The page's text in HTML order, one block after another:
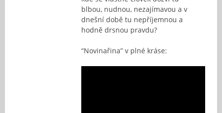
blbou, nudnou, nezajímavou a v
dnešní době tu nepříjemnou a
hodně drsnou pravdu?
“Novinařina” v plné kráse: